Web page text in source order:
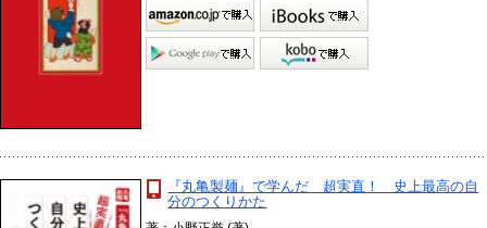
『丸亀製麺』で学んだ 超実直！ 史上最高の自
分のつくりかた